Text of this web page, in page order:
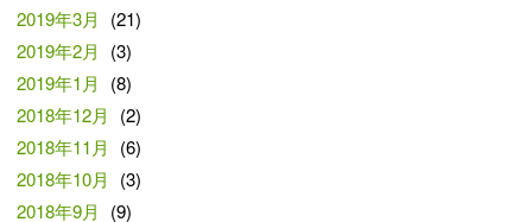
2019年3月
(21)
2019年2月
(3)
2019年1月
(8)
2018年12月
(2)
2018年11月
(6)
2018年10月
(3)
2018年9月
(9)